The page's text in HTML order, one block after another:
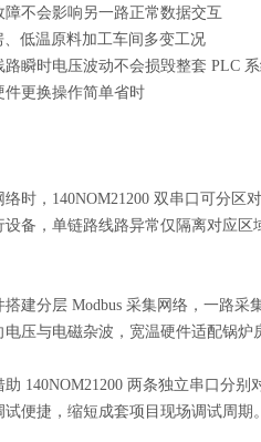
不会影响另一路正常数据交互
低温原料加工车间多变工况
瞬时电压波动不会损毁整套 PLC
更换操作简单省时
时，140NOM21200 双串口可分
备，单链路线路异常仅隔离对应
建分层 Modbus 采集网络，一路
压与电磁杂波，宽温硬件适配锅炉
140NOM21200 两条独立串口分
便捷，缩短成套项目现场调试周期。